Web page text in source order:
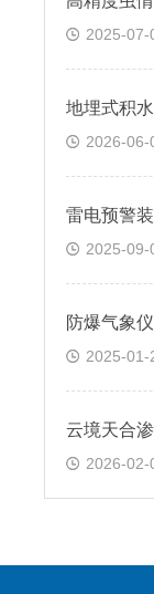
2025-07-
2026-06-
2025-09-
2025-01-
2026-02-